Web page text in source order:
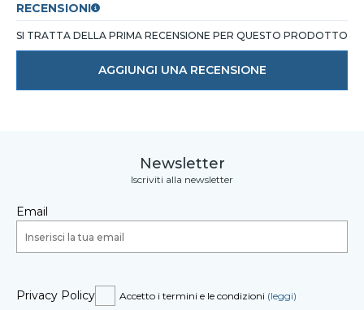
RECENSIONI
SI TRATTA DELLA PRIMA RECENSIONE PER QUESTO PRODOTTO
AGGIUNGI UNA RECENSIONE
Newsletter
Iscriviti alla newsletter
Email
Privacy Policy Accetto i termini e le condizioni (leggi)